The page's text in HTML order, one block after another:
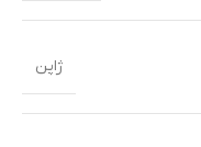
ژاپن